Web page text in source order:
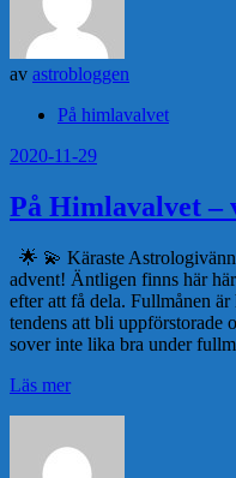
av astrobloggen
På himlavalvet
2020-11-29
På Himlavalvet –
🌟 💫 Käraste
advent! Äntligen finns här
efter att få dela. Fullmånen
tendens att bli uppförstorade
sover inte lika bra under
Läs mer